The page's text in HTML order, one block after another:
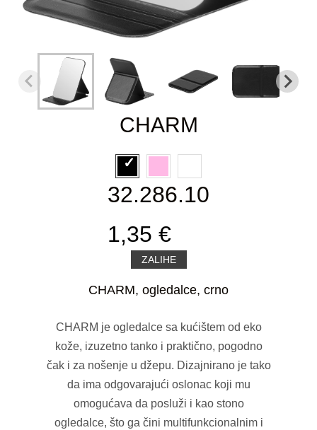
CHARM
32.286.10
1,35 €
ZALIHE
CHARM, ogledalce, crno
CHARM je ogledalce sa kućištem od eko
kože, izuzetno tanko i praktično, pogodno
čak i za nošenje u džepu. Dizajnirano je tako
da ima odgovarajući oslonac koji mu
omogućava da posluži i kao stono
ogledalce, što ga čini multifunkcionalnim i